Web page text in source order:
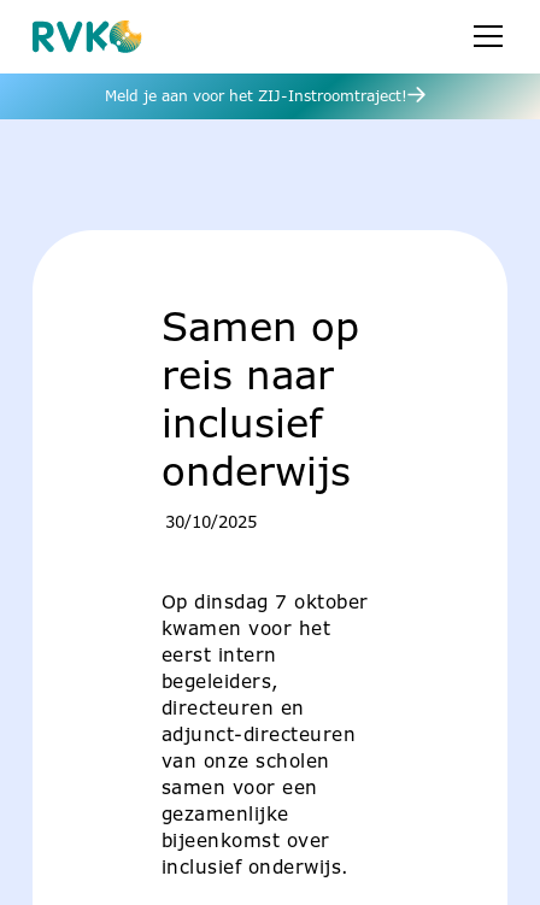
Meld je aan voor het ZIJ-Instroomtraject!
Samen op
reis naar
inclusief
onderwijs
30/10/2025
Op dinsdag 7 oktober
kwamen voor het
eerst intern
begeleiders,
directeuren en
adjunct-directeuren
van onze scholen
samen voor een
gezamenlijke
bijeenkomst over
inclusief onderwijs.